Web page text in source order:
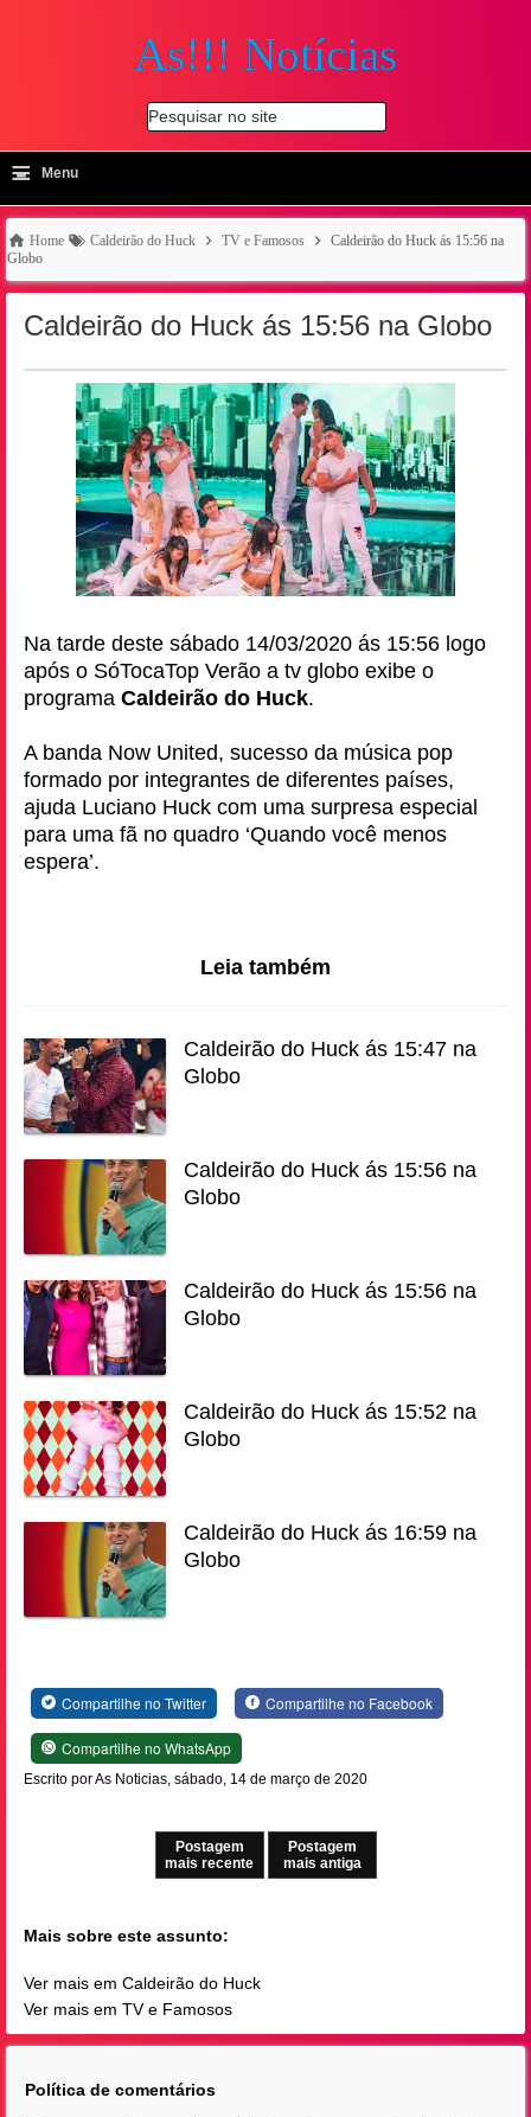
As!!! Notícias
Pesquisar no site
-
≡ Menu
Home Caldeirão do Huck TV e Famosos
Caldeirão do Huck ás 15:56 na
Globo
Caldeirão do Huck ás 15:56 na Globo
Na tarde deste sábado 14/03/2020 ás 15:56 logo
após o SóTocaTop Verão a tv globo exibe o
programa Caldeirão do Huck.
A banda Now United, sucesso da música pop
formado por integrantes de diferentes países,
ajuda Luciano Huck com uma surpresa especial
para uma fã no quadro ‘Quando você menos
espera’.
Leia também
Caldeirão do Huck ás 15:47 na
Globo
Caldeirão do Huck ás 15:56 na
Globo
Caldeirão do Huck ás 15:56 na
Globo
Caldeirão do Huck ás 15:52 na
Globo
Caldeirão do Huck ás 16:59 na
Globo
Compartilhe no Twitter Compartilhe no Facebook
Compartilhe no WhatsApp
Escrito por As Noticias, sábado, 14 de março de 2020
Postagem
mais recente
Postagem
mais antiga
Mais sobre este assunto:
Ver mais em Caldeirão do Huck
Ver mais em TV e Famosos
Política de comentários